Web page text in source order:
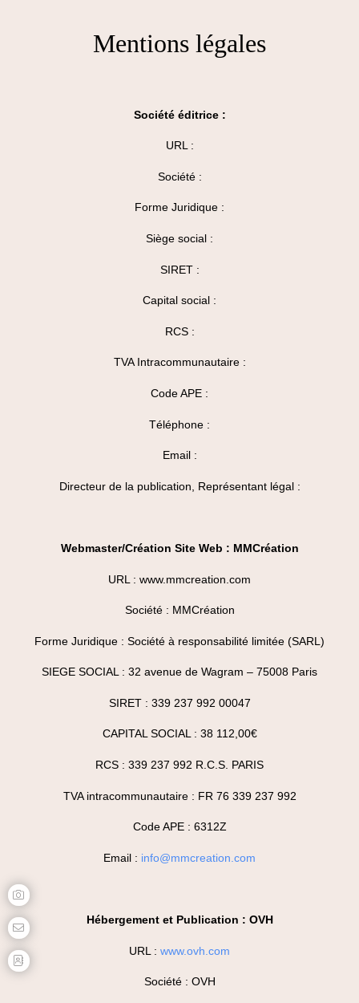
Mentions légales
Société éditrice :
URL :
Société :
Forme Juridique :
Siège social :
SIRET :
Capital social :
RCS :
TVA Intracommunautaire :
Code APE :
Téléphone :
Email :
Directeur de la publication, Représentant légal :
Webmaster/Création Site Web : MMCréation
URL : www.mmcreation.com
Société : MMCréation
Forme Juridique : Société à responsabilité limitée (SARL)
SIEGE SOCIAL : 32 avenue de Wagram – 75008 Paris
SIRET : 339 237 992 00047
CAPITAL SOCIAL : 38 112,00€
RCS : 339 237 992 R.C.S. PARIS
TVA intracommunautaire : FR 76 339 237 992
Code APE : 6312Z
Email : info@mmcreation.com
Hébergement et Publication : OVH
URL : www.ovh.com
Société : OVH